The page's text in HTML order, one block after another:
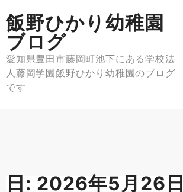
to
content
飯野ひかり幼稚園
ブログ
愛知県豊田市藤岡町池下にある学校法
人藤岡学園飯野ひかり幼稚園のブログ
です
日: 2026年5月26日